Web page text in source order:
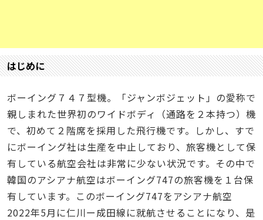
はじめに
ボーイング７４７型機。「ジャンボジェット」の愛称で
親しまれた世界初のワイドボディ（通路を２本持つ）機
で、初めて２階席を採用した飛行機です。しかし、すで
にボーイング社は生産を中止しており、旅客機として保
有している航空会社は非常に少ない状況です。その中で
韓国のアシアナ航空はボーイング747の旅客機を１台保
有しています。このボーイング747をアシアナ航空
2022年5月に仁川ー成田線に就航させることになり、是